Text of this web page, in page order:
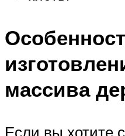
массива
Если вы хотите